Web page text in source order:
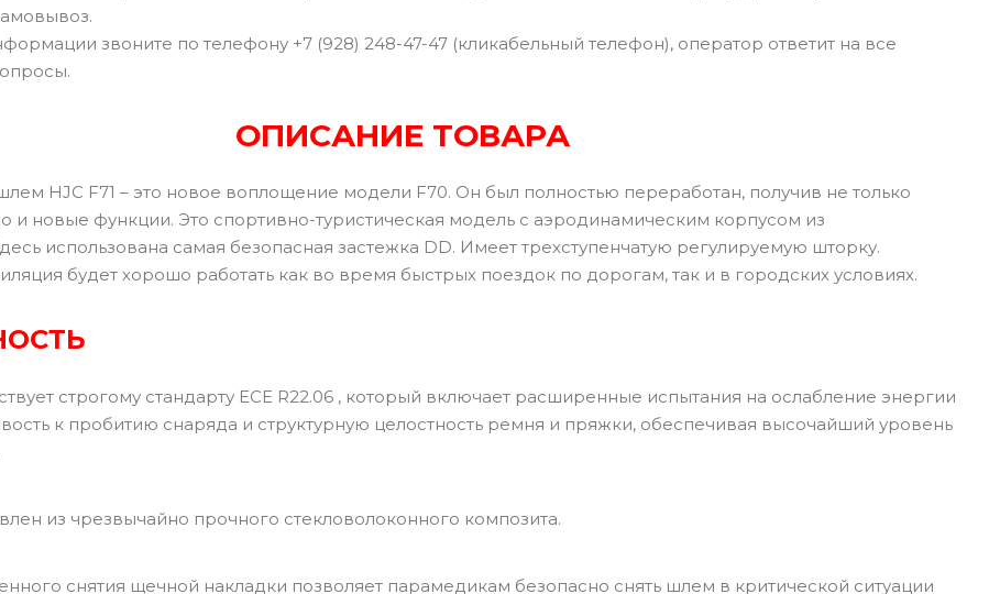
звоните по телефону +7 (928) 248-47-47 (кликабельный телефон), оператор ответит на все
ОПИСАНИЕ ТОВАРА
HJC F71 – это новое воплощение модели F70. Он был полностью переработан, получив не только
и новые функции. Это спортивно-туристическая модель с аэродинамическим корпусом из
использована самая безопасная застежка DD. Имеет трехступенчатую регулируемую шторку.
будет хорошо работать как во время быстрых поездок по дорогам, так и в городских условиях.
строгому стандарту ECE R22.06 , который включает расширенные испытания на ослабление энергии
к пробитию снаряда и структурную целостность ремня и пряжки, обеспечивая высочайший уровень
из чрезвычайно прочного стекловолоконного композита.
снятия щечной накладки позволяет парамедикам безопасно снять шлем в критической ситуации